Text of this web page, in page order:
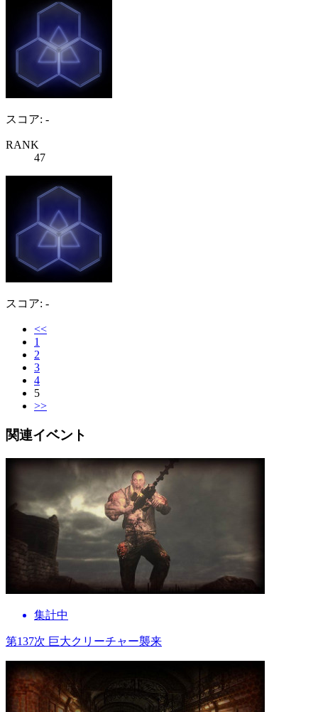
スコア: -
RANK
47
スコア: -
<<
1
2
3
4
5
>>
関連イベント
集計中
第137次 巨大クリーチャー襲来